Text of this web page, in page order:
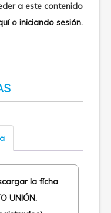
a este contenido
o iniciando sesión.
la fícha
UNIÓN.